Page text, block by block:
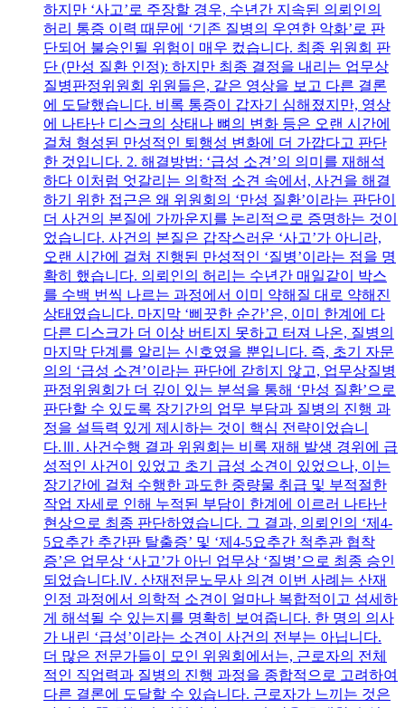
하지만 ‘사고’로 주장할 경우, 수년간 지속된 의뢰인의
허리 통증 이력 때문에 ‘기존 질병의 우연한 악화’로 판
단되어 불승인될 위험이 매우 컸습니다. 최종 위원회 판
단 (만성 질환 인정): 하지만 최종 결정을 내리는 업무상
질병판정위원회 위원들은, 같은 영상을 보고 다른 결론
에 도달했습니다. 비록 통증이 갑자기 심해졌지만, 영상
에 나타난 디스크의 상태나 뼈의 변화 등은 오랜 시간에
걸쳐 형성된 만성적인 퇴행성 변화에 더 가깝다고 판단
한 것입니다. 2. 해결방법: ‘급성 소견’의 의미를 재해석
하다 이처럼 엇갈리는 의학적 소견 속에서, 사건을 해결
하기 위한 접근은 왜 위원회의 ‘만성 질환’이라는 판단이
더 사건의 본질에 가까운지를 논리적으로 증명하는 것이
었습니다. 사건의 본질은 갑작스러운 ‘사고’가 아니라,
오랜 시간에 걸쳐 진행된 만성적인 ‘질병’이라는 점을 명
확히 했습니다. 의뢰인의 허리는 수년간 매일같이 박스
를 수백 번씩 나르는 과정에서 이미 약해질 대로 약해진
상태였습니다. 마지막 ‘삐끗한 순간’은, 이미 한계에 다
다른 디스크가 더 이상 버티지 못하고 터져 나온, 질병의
마지막 단계를 알리는 신호였을 뿐입니다. 즉, 초기 자문
의의 ‘급성 소견’이라는 판단에 갇히지 않고, 업무상질병
판정위원회가 더 깊이 있는 분석을 통해 ‘만성 질환’으로
판단할 수 있도록 장기간의 업무 부담과 질병의 진행 과
정을 설득력 있게 제시하는 것이 핵심 전략이었습니
다.Ⅲ. 사건수행 결과 위원회는 비록 재해 발생 경위에 급
성적인 사건이 있었고 초기 급성 소견이 있었으나, 이는
장기간에 걸쳐 수행한 과도한 중량물 취급 및 부적절한
작업 자세로 인해 누적된 부담이 한계에 이르러 나타난
현상으로 최종 판단하였습니다. 그 결과, 의뢰인의 ‘제4-
5요추간 추간판 탈출증’ 및 ‘제4-5요추간 척추관 협착
증’은 업무상 ‘사고’가 아닌 업무상 ‘질병’으로 최종 승인
되었습니다.Ⅳ. 산재전문노무사 의견 이번 사례는 산재
인정 과정에서 의학적 소견이 얼마나 복합적이고 섬세하
게 해석될 수 있는지를 명확히 보여줍니다. 한 명의 의사
가 내린 ‘급성’이라는 소견이 사건의 전부는 아닙니다.
더 많은 전문가들이 모인 위원회에서는, 근로자의 전체
적인 직업력과 질병의 진행 과정을 종합적으로 고려하여
다른 결론에 도달할 수 있습니다. 근로자가 느끼는 것은